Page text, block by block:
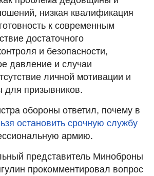
низкая квалификация
к современным
достаточного
и безопасности,
давление и случаи
личной мотивации и
призывников.
обороны ответил, почему в
остановить срочную службу
армию.
представитель Миноброны
прокомментировал вопрос